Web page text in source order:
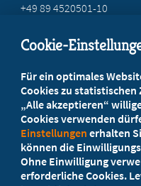
+49 89 4520501-10
Ihr Landesverband berät
Ansprechpartner
Werden Sie jetzt
Cookie-
Für ein optimales
Cookies zu statistischen
„Alle akzeptieren“
Cookies verwenden
Einstellungen erhalten
können die
Ohne Einwilligung
erforderliche Cookies.